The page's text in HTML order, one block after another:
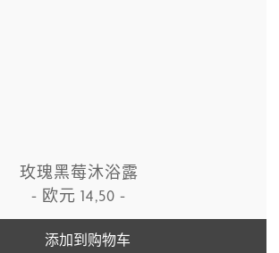
玫瑰黑莓沐浴露
- 欧元 14,50 -
添加到购物车